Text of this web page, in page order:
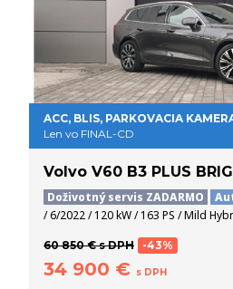
ACC, BLIS, PARKOVACIA
Len vo FINAL-CD
Volvo V60 B3 PLUS
Doživotný servis ZADARMO
/ 6/2022 / 120 kW / 163 PS / Mild
60 850 € s DPH -43%
34 900 € s DPH